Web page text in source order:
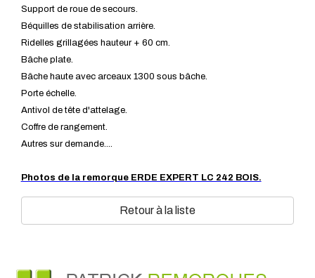
Support de roue de secours.
Béquilles de stabilisation arrière.
Ridelles grillagées hauteur + 60 cm.
Bâche plate.
Bâche haute avec arceaux 1300 sous bâche.
Porte échelle.
Antivol de tête d'attelage.
Coffre de rangement.
Autres sur demande....
Photos de la remorque ERDE EXPERT LC 242 BOIS.
Retour à la liste